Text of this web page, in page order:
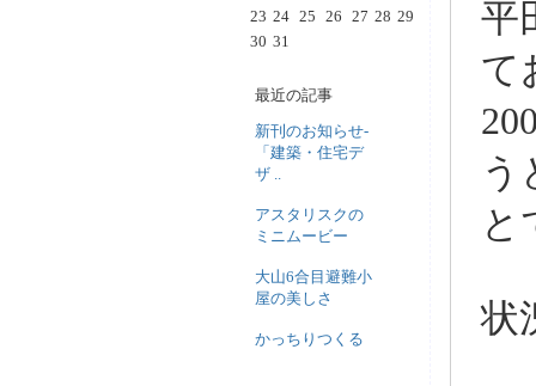
23 24 25 26 27 28 29
30 31
最近の記事
新刊のお知らせ-
「建築・住宅デ
ザ ..
アスタリスクの
ミニムービー
大山6合目避難小
屋の美しさ
かっちりつくる
平
て
う
と
状